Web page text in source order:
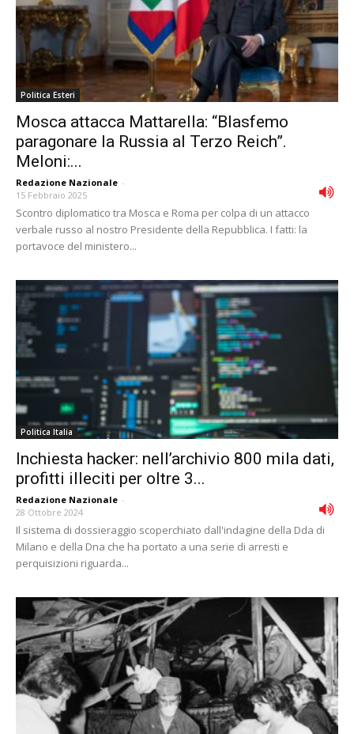
Politica Esteri
Mosca attacca Mattarella: “Blasfemo
paragonare la Russia al Terzo Reich”.
Meloni:...
Redazione Nazionale -
15 Febbraio 2025
Scontro diplomatico tra Mosca e Roma per colpa di un attacco
verbale russo al nostro Presidente della Repubblica. I fatti: la
portavoce del ministero...
Politica Italia
Inchiesta hacker: nell’archivio 800 mila dati,
profitti illeciti per oltre 3...
Redazione Nazionale -
28 Ottobre 2024
Il sistema di dossieraggio scoperchiato dall'indagine della Dda di
Milano e della Dna che ha portato a una serie di arresti e
perquisizioni riguarda...